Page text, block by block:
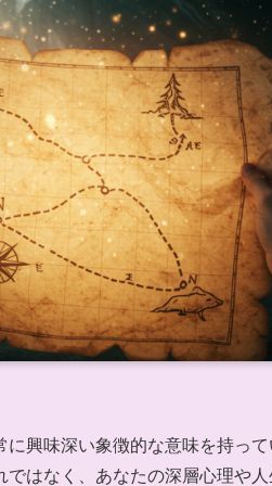
興味深い象徴的な意味を持っ
はなく、あなたの深層心理や